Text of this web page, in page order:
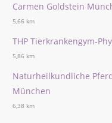
Carmen Goldstein
5,66 km
THP Tierkrankengym-
5,86 km
Naturheilkundliche
München
6,38 km